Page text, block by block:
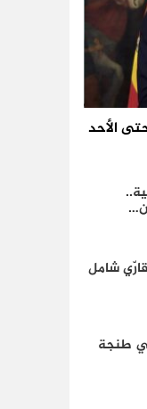
الأحد
شامل
طنجة